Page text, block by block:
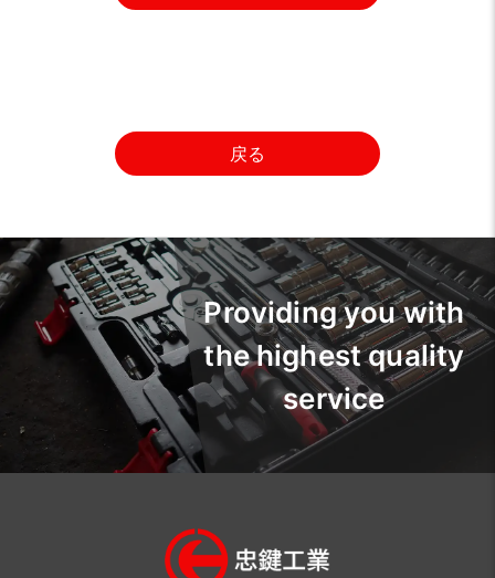
戻る
Providing you with
the highest quality
service